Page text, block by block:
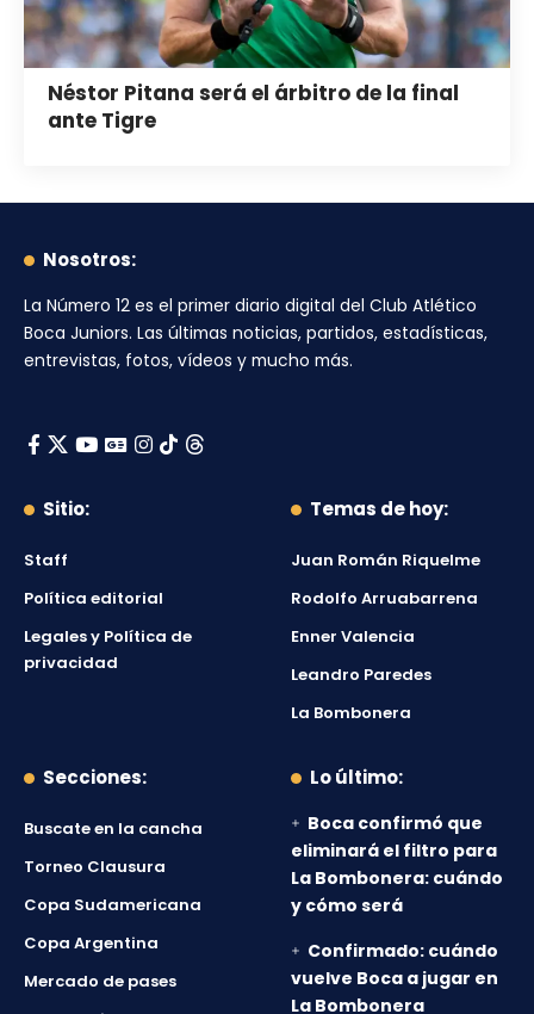
Néstor Pitana será el árbitro de la final
ante Tigre
Nosotros:
La Número 12 es el primer diario digital del Club Atlético
Boca Juniors. Las últimas noticias, partidos, estadísticas,
entrevistas, fotos, vídeos y mucho más.
Sitio:
Staff
Política editorial
Legales y Política de
privacidad
Temas de hoy:
Juan Román Riquelme
Rodolfo Arruabarrena
Enner Valencia
Leandro Paredes
La Bombonera
Secciones:
Buscate en la cancha
Torneo Clausura
Copa Sudamericana
Copa Argentina
Mercado de pases
Lo último:
Boca confirmó que
eliminará el filtro para
La Bombonera: cuándo
y cómo será
Confirmado: cuándo
vuelve Boca a jugar en
La Bombonera